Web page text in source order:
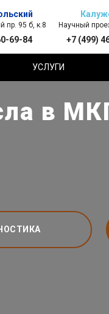
пр. 95 б, к.8
69-84
Научный
+7 (499)
УСЛУГИ
в